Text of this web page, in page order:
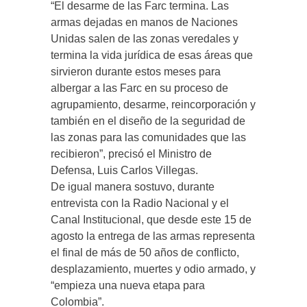
“El desarme de las Farc termina. Las
armas dejadas en manos de Naciones
Unidas salen de las zonas veredales y
termina la vida jurídica de esas áreas que
sirvieron durante estos meses para
albergar a las Farc en su proceso de
agrupamiento, desarme, reincorporación y
también en el diseño de la seguridad de
las zonas para las comunidades que las
recibieron”, precisó el Ministro de
Defensa, Luis Carlos Villegas.
De igual manera sostuvo, durante
entrevista con la Radio Nacional y el
Canal Institucional, que desde este 15 de
agosto la entrega de las armas representa
el final de más de 50 años de conflicto,
desplazamiento, muertes y odio armado, y
“empieza una nueva etapa para
Colombia”.